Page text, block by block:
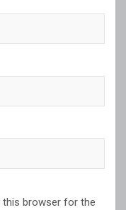
this browser for the